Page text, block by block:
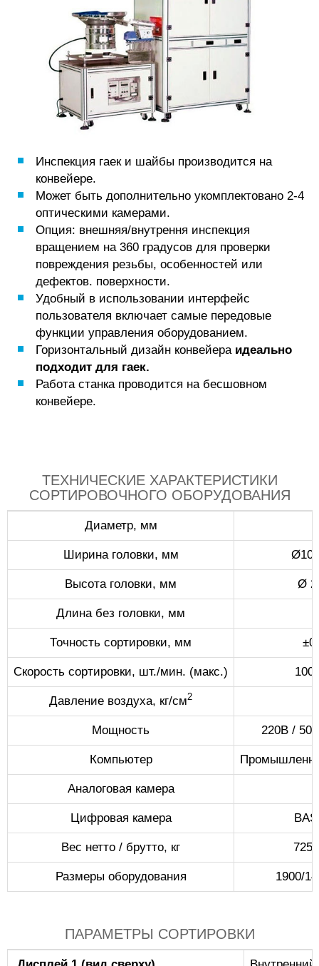
Инспекция гаек и шайбы производится на
конвейере.
Может быть дополнительно укомплектовано 2-4
оптическими камерами.
Опция: внешняя/внутрення инспекция
вращением на 360 градусов для проверки
повреждения резьбы, особенностей или
дефектов. поверхности.
Удобный в использовании интерфейс
пользователя включает самые передовые
функции управления оборудованием.
Горизонтальный дизайн конвейера идеально
подходит для гаек.
Работа станка проводится на бесшовном
конвейере.
ТЕХНИЧЕСКИЕ ХАРАКТЕРИСТИКИ
СОРТИРОВОЧНОГО ОБОРУДОВАНИЯ
Диаметр, мм
Ширина головки, мм
Высота головки, мм Ø
Длина без головки, мм
Точность сортировки, мм
Скорость сортировки, шт./мин. (макс.)
Давление воздуха, кг/см2
Мощность 220В /
Компьютер
Аналоговая камера
Цифровая камера
Вес нетто / брутто, кг 725/
Размеры оборудования 1900/
ПАРАМЕТРЫ СОРТИРОВКИ